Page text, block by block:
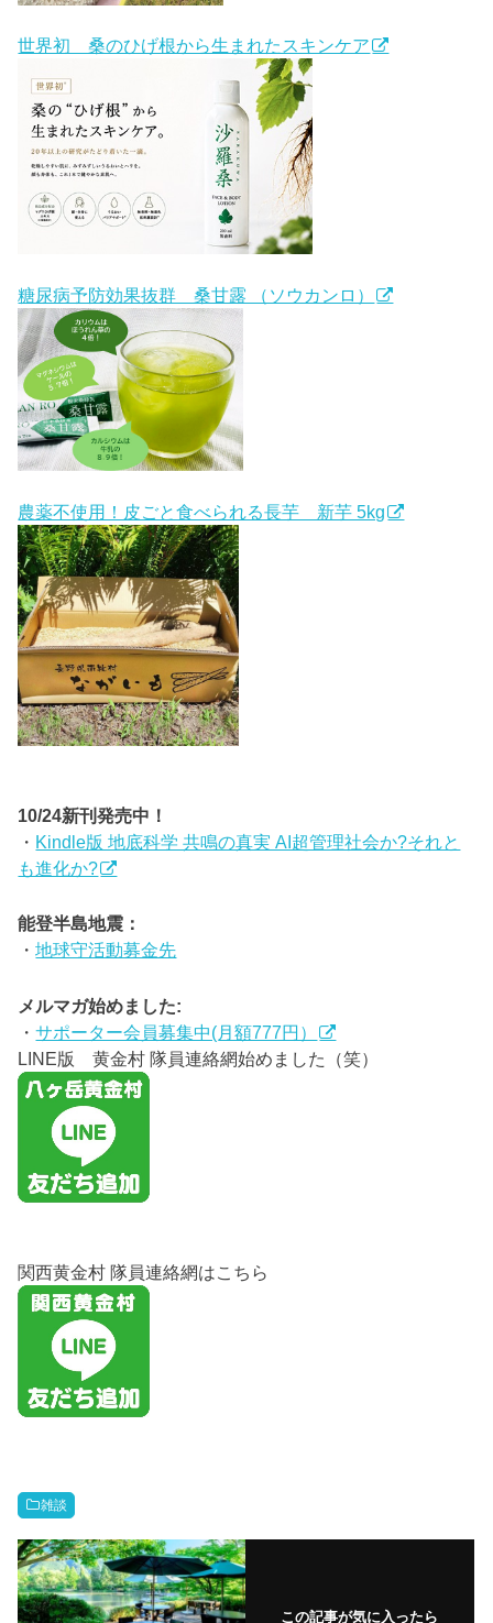
世界初 桑のひげ根から生まれたスキンケア
糖尿病予防効果抜群 桑甘露 （ソウカンロ）
農薬不使用！皮ごと食べられる長芋 新芋 5kg
10/24新刊発売中！
・ Kindle版 地底科学 共鳴の真実 AI超管理社会か?それと
も進化か?
能登半島地震：
・地球守活動募金先
メルマガ始めました:
・サポーター会員募集中(月額777円）
LINE版 黄金村 隊員連絡網始めました（笑）
関西黄金村 隊員連絡網はこちら
雑談
この記事が気に入ったら